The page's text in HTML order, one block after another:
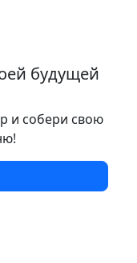
будущей
и собери свою